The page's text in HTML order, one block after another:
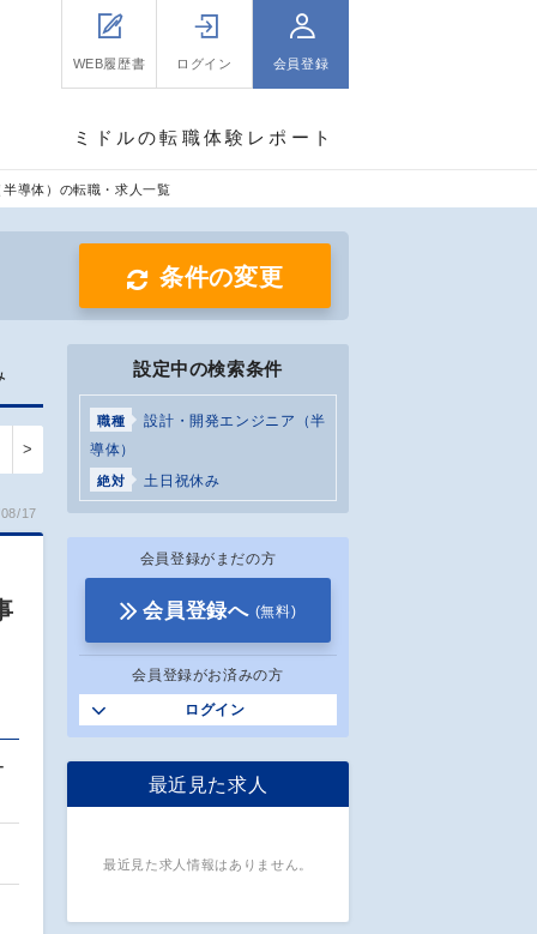
WEB履歴書 ログイン 会員登録
ミドルの転職体験レポート
導体）の転職・求人一覧
条件の変更
>
17
設定中の検索条件
職種
設計・開発エンジニア（半
導体）
絶対 土日祝休み
会員登録がまだの方
会員登録へ (無料)
会員登録がお済みの方
ログイン
最近見た求人
最近見た求人情報はありません。